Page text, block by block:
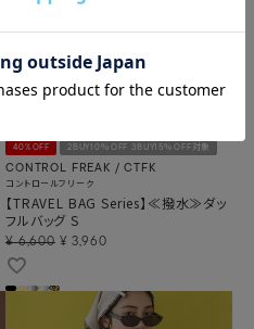
40%OFF 2BUY10％OFF 3BUY15％OFF対象
CONTROL FREAK / CTFK
コントロールフリーク
【TRAVEL BAG Series】≪撥水≫ダッ
フルバッグ S
¥ 6,600 ¥ 3,960